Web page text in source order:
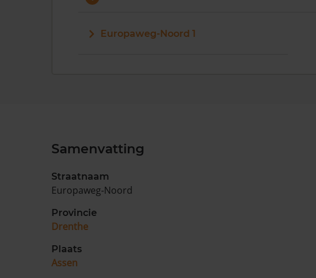
Europaweg-Noord 1
Samenvatting
Straatnaam
Europaweg-Noord
Provincie
Drenthe
Plaats
Assen